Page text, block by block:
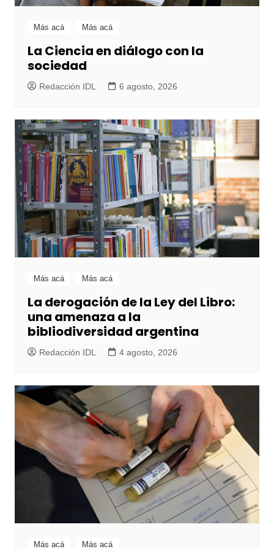
Más acá Más acá
La Ciencia en diálogo con la
sociedad
Redacción IDL 6 agosto, 2026
Más acá Más acá
La derogación de la Ley del Libro:
una amenaza a la
bibliodiversidad argentina
Redacción IDL 4 agosto, 2026
Más acá Más acá